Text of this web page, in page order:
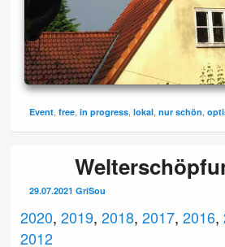
Event ,free ,in progress ,lokal ,nur schön ,
29.07.2021 GriSou
2020,2019,2018,2017,2016,
2012